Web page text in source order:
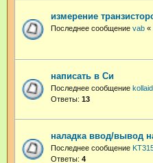
измерение
Последнее сообщение vab «
написать в Си
Последнее сообщение
Ответы: 13
наладка ввод/вывод
Последнее сообщение
Ответы: 4